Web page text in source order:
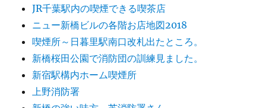
JR千葉駅内の喫煙できる喫茶店
ニュー新橋ビルの各階お店地図2018
喫煙所～日暮里駅南口改札出たところ。
新橋桜田公園で消防団の訓練見ました。
新宿駅構内ホーム喫煙所
上野消防署